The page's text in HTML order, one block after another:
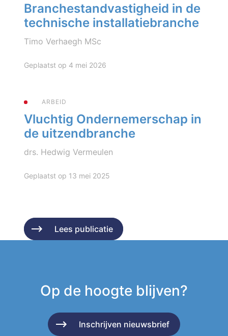
Branchestandvastigheid in de
technische installatiebranche
Timo Verhaegh MSc
Geplaatst op 4 mei 2026
Lees publicatie
ARBEID
Vluchtig Ondernemerschap in
de uitzendbranche
drs. Hedwig Vermeulen
Geplaatst op 13 mei 2025
Lees publicatie
Op de hoogte blijven?
Inschrijven nieuwsbrief